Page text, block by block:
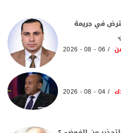
في جريمة
06 - 08 - 2026
04 - 08 - 2026